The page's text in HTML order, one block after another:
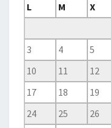
L
M X
3
4 5
10
11 12
17
18 19
24
25 26